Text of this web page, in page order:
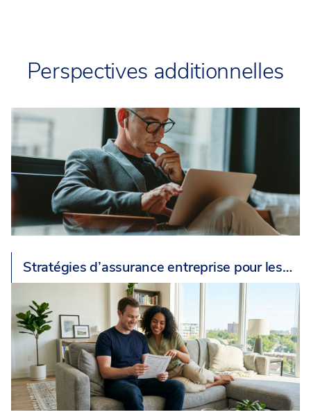
Perspectives additionnelles
Stratégies d’assurance entreprise pour les…